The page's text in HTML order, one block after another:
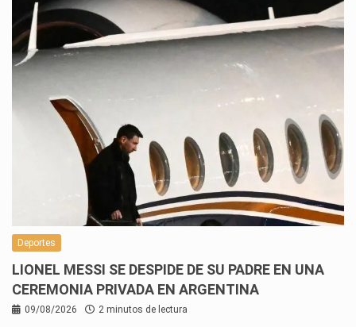
Deportes
LIONEL MESSI SE DESPIDE DE SU PADRE EN UNA
CEREMONIA PRIVADA EN ARGENTINA
09/08/2026 2 minutos de lectura